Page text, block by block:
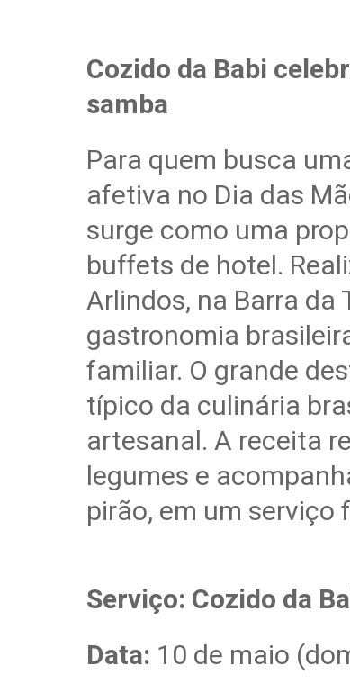
Cozido da Babi
samba
Para quem busca
afetiva no Dia das
surge como uma
buffets de hotel.
Arlindos, na Barra
gastronomia
familiar. O grande
típico da culinária
artesanal. A receita
legumes e
pirão, em um
Serviço: Cozido da
Data: 10 de maio